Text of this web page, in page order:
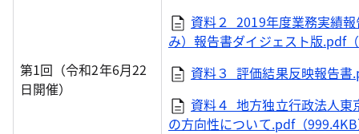
第1回（令和2年6月22
日開催）
資料２_2019年度業務実績
み）報告書ダイジェスト版.pdf
資料３_評価結果反映報告
資料４_地方独立行政法人
の方向性について.pdf（